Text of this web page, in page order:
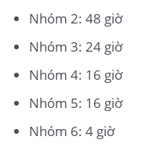
Nhóm 2: 48 giờ
Nhóm 3: 24 giờ
Nhóm 4: 16 giờ
Nhóm 5: 16 giờ
Nhóm 6: 4 giờ